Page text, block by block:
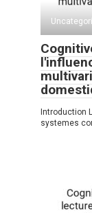
Introduction
systemes